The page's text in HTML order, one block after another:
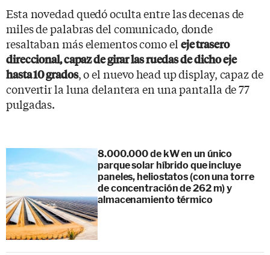
Esta novedad quedó oculta entre las decenas de
miles de palabras del comunicado, donde
resaltaban más elementos como el eje trasero
direccional, capaz de girar las ruedas de dicho eje
hasta 10 grados, o el nuevo head up display, capaz de
convertir la luna delantera en una pantalla de 77
pulgadas.
8.000.000 de kW en un único
parque solar híbrido que incluye
paneles, heliostatos (con una torre
de concentración de 262 m) y
almacenamiento térmico